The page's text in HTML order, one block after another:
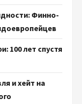
Финно-
100 лет спустя
и хейт на